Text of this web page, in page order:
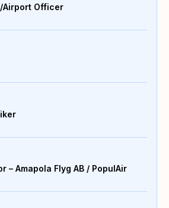
Airport Officer
– Amapola Flyg AB / PopulAir